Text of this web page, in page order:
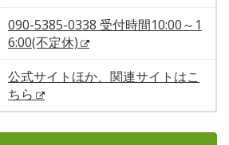
090-5385-0338 受付時間10:00～1
6:00(不定休)
公式サイトほか、関連サイトはこ
ちら